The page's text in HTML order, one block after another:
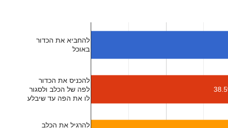
להחביא את הכדור
באוכל
להכניס את הכדור
לפה של הכלב ולסגור
לו את הפה עד שיבלע
להרגיל את הכלב